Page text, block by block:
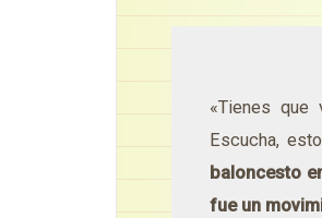
«Tienes
Escucha,
baloncesto
fue un